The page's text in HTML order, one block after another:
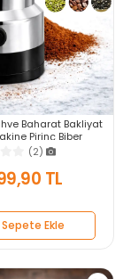
Baharat Bakliyat
Pirinç Biber
Değirmen Gıda
(2)
TL
Sepete Ekle